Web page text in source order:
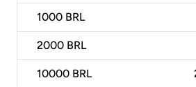
1000 BRL
2000 BRL
10000 BRL